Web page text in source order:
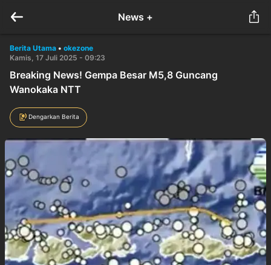
News +
Berita Utama • okezone
Kamis, 17 Juli 2025 - 09:23
Breaking News! Gempa Besar M5,8 Guncang
Wanokaka NTT
Dengarkan Berita